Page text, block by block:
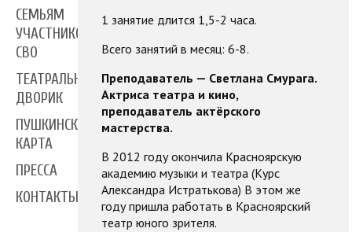
СЕМЬЯМ
УЧАСТНИКОВ
СВО
ТЕАТРАЛЬНЫЙ
ДВОРИК
ПУШКИНСКАЯ
КАРТА
ПРЕССА
КОНТАКТЫ
1 занятие длится 1,5-2 часа.
Всего занятий в месяц: 6-8.
Преподаватель — Светлана Смурага.
Актриса театра и кино,
преподаватель актёрского
мастерства.
В 2012 году окончила Красноярскую
академию музыки и театра (Курс
Александра Истратькова) В этом же
году пришла работать в Красноярский
театр юного зрителя.